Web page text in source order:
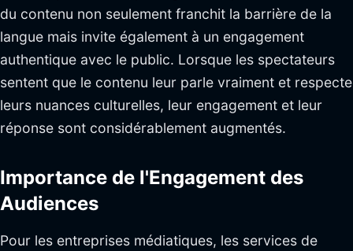
du contenu non seulement franchit la barrière de la
langue mais invite également à un engagement
authentique avec le public. Lorsque les spectateurs
sentent que le contenu leur parle vraiment et respecte
leurs nuances culturelles, leur engagement et leur
réponse sont considérablement augmentés.
Importance de l'Engagement des
Audiences
Pour les entreprises médiatiques, les services de